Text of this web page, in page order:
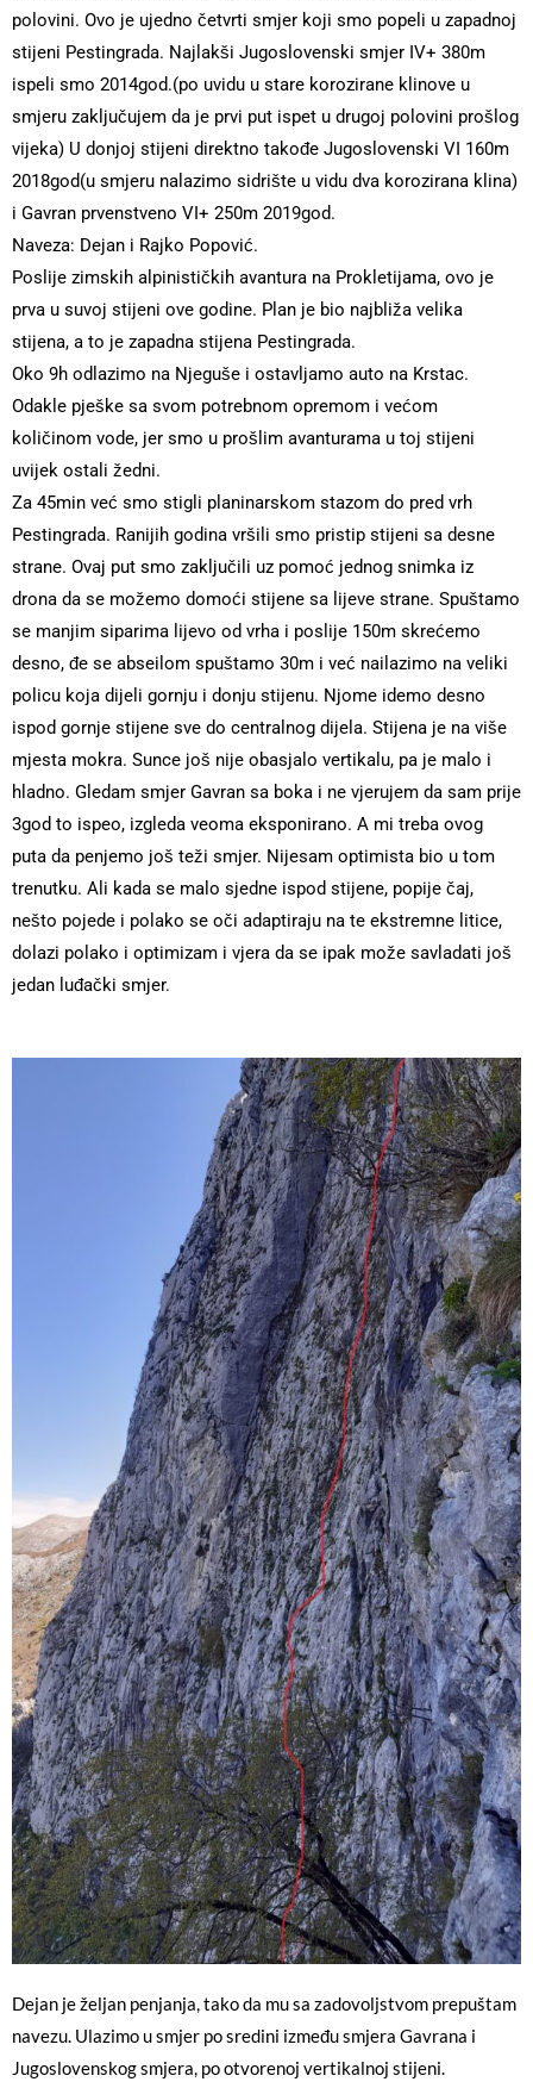
polovini. Ovo je ujedno četvrti smjer koji smo popeli u zapadnoj
stijeni Pestingrada. Najlakši Jugoslovenski smjer IV+ 380m
ispeli smo 2014god.(po uvidu u stare korozirane klinove u
smjeru zaključujem da je prvi put ispet u drugoj polovini prošlog
vijeka) U donjoj stijeni direktno takođe Jugoslovenski VI 160m
2018god(u smjeru nalazimo sidrište u vidu dva korozirana klina)
i Gavran prvenstveno VI+ 250m 2019god.
Naveza: Dejan i Rajko Popović.
Poslije zimskih alpinističkih avantura na Prokletijama, ovo je
prva u suvoj stijeni ove godine. Plan je bio najbliža velika
stijena, a to je zapadna stijena Pestingrada.
Oko 9h odlazimo na Njeguše i ostavljamo auto na Krstac.
Odakle pješke sa svom potrebnom opremom i većom
količinom vode, jer smo u prošlim avanturama u toj stijeni
uvijek ostali žedni.
Za 45min već smo stigli planinarskom stazom do pred vrh
Pestingrada. Ranijih godina vršili smo pristip stijeni sa desne
strane. Ovaj put smo zaključili uz pomoć jednog snimka iz
drona da se možemo domoći stijene sa lijeve strane. Spuštamo
se manjim siparima lijevo od vrha i poslije 150m skrećemo
desno, đe se abseilom spuštamo 30m i već nailazimo na veliki
policu koja dijeli gornju i donju stijenu. Njome idemo desno
ispod gornje stijene sve do centralnog dijela. Stijena je na više
mjesta mokra. Sunce još nije obasjalo vertikalu, pa je malo i
hladno. Gledam smjer Gavran sa boka i ne vjerujem da sam prije
3god to ispeo, izgleda veoma eksponirano. A mi treba ovog
puta da penjemo još teži smjer. Nijesam optimista bio u tom
trenutku. Ali kada se malo sjedne ispod stijene, popije čaj,
nešto pojede i polako se oči adaptiraju na te ekstremne litice,
dolazi polako i optimizam i vjera da se ipak može savladati još
jedan luđački smjer.
Dejan je željan penjanja, tako da mu sa zadovoljstvom prepuštam
navezu. Ulazimo u smjer po sredini između smjera Gavrana i
Jugoslovenskog smjera, po otvorenoj vertikalnoj stijeni.